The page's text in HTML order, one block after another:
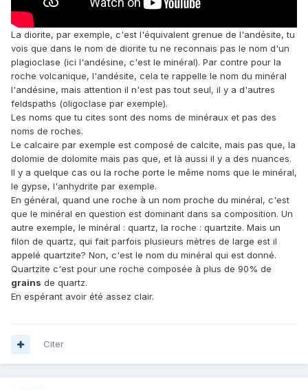
La diorite, par exemple, c'est l'équivalent grenue de l'andésite, tu
vois que dans le nom de diorite tu ne reconnais pas le nom d'un
plagioclase (ici l'andésine, c'est le minéral). Par contre pour la
roche volcanique, l'andésite, cela te rappelle le nom du minéral
l'andésine, mais attention il n'est pas tout seul, il y a d'autres
feldspaths (oligoclase par exemple).
Les noms que tu cites sont des noms de minéraux et pas des
noms de roches.
Le calcaire par exemple est composé de calcite, mais pas que, la
dolomie de dolomite mais pas que, et là aussi il y a des nuances.
Il y a quelque cas ou la roche porte le même noms que le minéral,
le gypse, l'anhydrite par exemple.
En général, quand une roche à un nom proche du minéral, c'est
que le minéral en question est dominant dans sa composition. Un
autre exemple, le minéral : quartz, la roche : quartzite. Mais un
filon de quartz, qui fait parfois plusieurs mètres de large est il
appelé quartzite? Non, c'est le nom du minéral qui est donné.
Quartzite c'est pour une roche composée à plus de 90% de
grains de quartz.
En espérant avoir été assez clair.
Citer